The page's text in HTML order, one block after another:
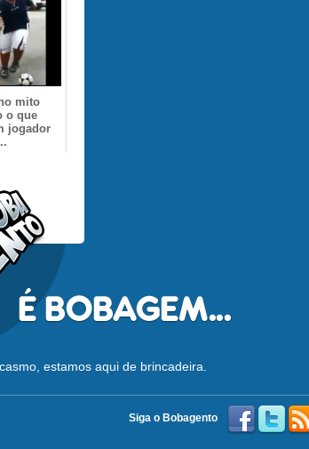
mito
o que
jogador
estamos aqui de brincadeira.
Siga o Bobagento